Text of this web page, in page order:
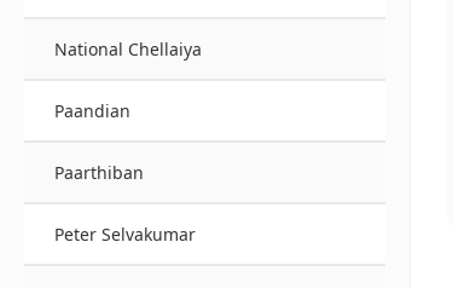
National Chellaiya
Paandian
Paarthiban
Peter Selvakumar